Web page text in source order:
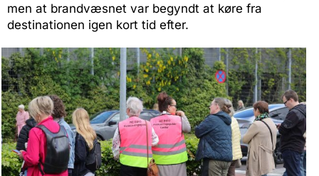
men at brandvæsnet var begyndt at køre fra
destinationen igen kort tid efter.